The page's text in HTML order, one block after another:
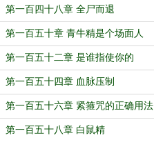
第一百四十八章 全尸而退
第一百五十章 青牛精是个场面人
第一百五十二章 是谁指使你的
第一百五十四章 血脉压制
第一百五十六章 紧箍咒的正确用法
第一百五十八章 白鼠精